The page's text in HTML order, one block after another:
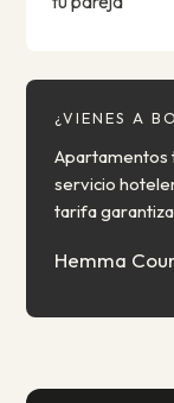
¿VIENES A
Apartamentos
servicio
tarifa
Hemma